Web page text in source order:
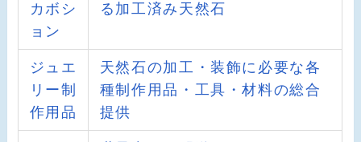
カボシ
ョン
る加工済み天然石
ジュエ
リー制
作用品
天然石の加工・装飾に必要な各
種制作用品・工具・材料の総合
提供